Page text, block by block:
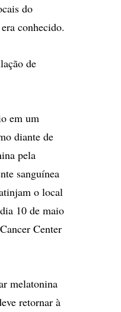
do
conhecido.
de
em um
diante de
pela
sanguínea
o local
10 de maio
Center
melatonina
retornar à